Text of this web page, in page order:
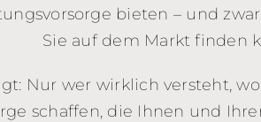
bieten – und
Sie auf dem Markt finden
Nur wer wirklich versteht,
schaffen, die Ihnen und